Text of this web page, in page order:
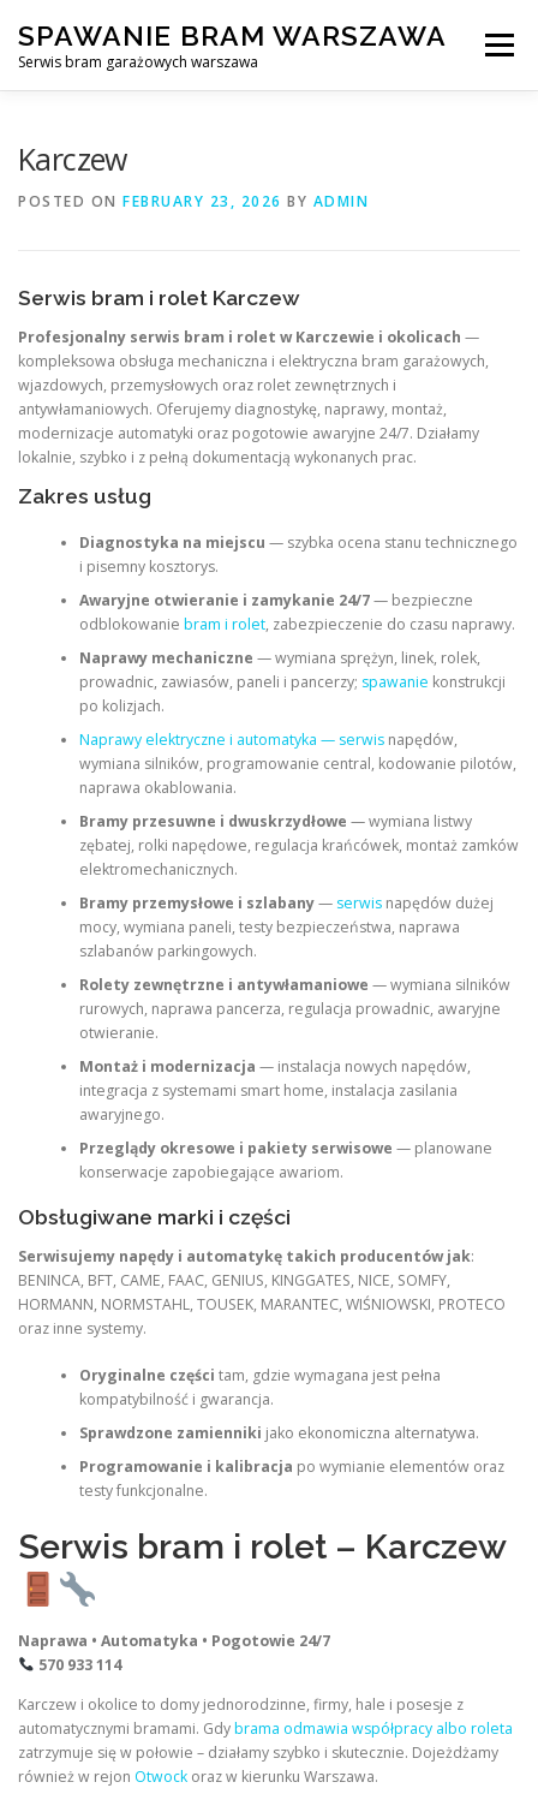
content
SPAWANIE BRAM WARSZAWA
Serwis bram garażowych warszawa
Menu
Karczew
POSTED ON FEBRUARY 23, 2026 BY ADMIN
Serwis bram i rolet Karczew
Profesjonalny serwis bram i rolet w Karczewie i okolicach —
kompleksowa obsługa mechaniczna i elektryczna bram garażowych,
wjazdowych, przemysłowych oraz rolet zewnętrznych i
antywłamaniowych. Oferujemy diagnostykę, naprawy, montaż,
modernizacje automatyki oraz pogotowie awaryjne 24/7. Działamy
lokalnie, szybko i z pełną dokumentacją wykonanych prac.
Zakres usług
Diagnostyka na miejscu — szybka ocena stanu technicznego
i pisemny kosztorys.
Awaryjne otwieranie i zamykanie 24/7— bezpieczne
odblokowanie bram i rolet, zabezpieczenie do czasu naprawy.
Naprawy mechaniczne — wymiana sprężyn, linek, rolek,
prowadnic, zawiasów, paneli i pancerzy; spawanie konstrukcji
po kolizjach.
Naprawy elektryczne i automatyka — serwisnapędów,
wymiana silników, programowanie central, kodowanie pilotów,
naprawa okablowania.
Bramy przesuwne i dwuskrzydłowe — wymiana listwy
zębatej, rolki napędowe, regulacja krańcówek, montaż zamków
elektromechanicznych.
Bramy przemysłowe i szlabany— serwisnapędów dużej
mocy, wymiana paneli, testy bezpieczeństwa, naprawa
szlabanów parkingowych.
Rolety zewnętrzne i antywłamaniowe — wymiana silników
rurowych, naprawa pancerza, regulacja prowadnic, awaryjne
otwieranie.
Montaż i modernizacja — instalacja nowych napędów,
integracja z systemami smart home, instalacja zasilania
awaryjnego.
Przeglądy okresowe i pakiety serwisowe — planowane
konserwacje zapobiegające awariom.
Obsługiwane marki i części
Serwisujemy napędy i automatykę takich producentów jak:
BENINCA, BFT, CAME, FAAC, GENIUS, KINGGATES, NICE, SOMFY,
HORMANN, NORMSTAHL, TOUSEK, MARANTEC, WIŚNIOWSKI, PROTECO
oraz inne systemy.
Oryginalne części tam, gdzie wymagana jest pełna
kompatybilność i gwarancja.
Sprawdzone zamienniki jako ekonomiczna alternatywa.
Programowanie i kalibracja po wymianie elementów oraz
testy funkcjonalne.
Serwis bram i rolet – Karczew
Naprawa • Automatyka • Pogotowie 24/7
570 933 114
Karczew i okolice to domy jednorodzinne, firmy, hale i posesje z
automatycznymi bramami. Gdybrama odmawia współpracy albo roleta
zatrzymuje się w połowie – działamy szybko i skutecznie. Dojeżdżamy
również w rejon Otwock oraz w kierunku Warszawa.